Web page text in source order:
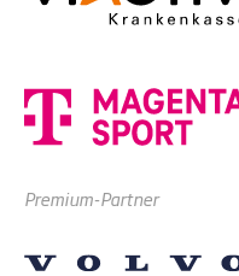
Premium-Partner